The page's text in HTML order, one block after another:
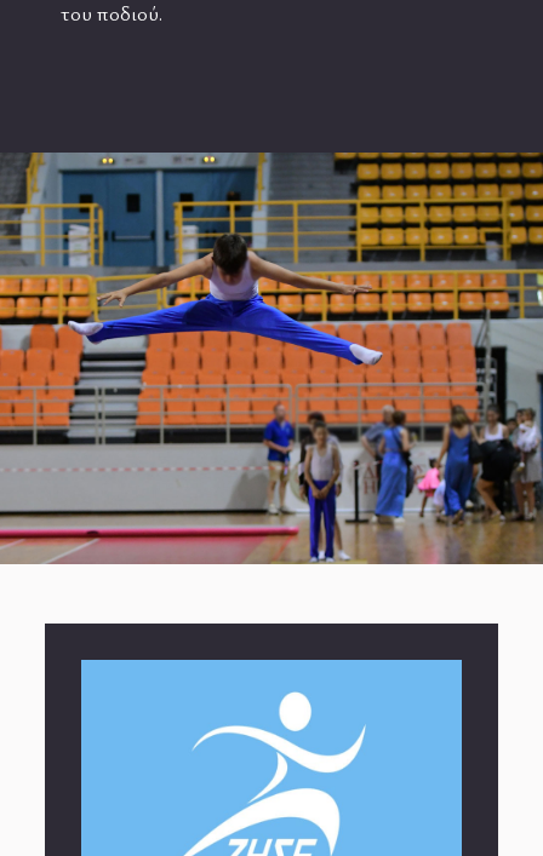
του ποδιού.